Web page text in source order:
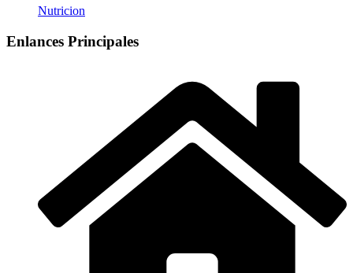
Nutricion
Enlances Principales